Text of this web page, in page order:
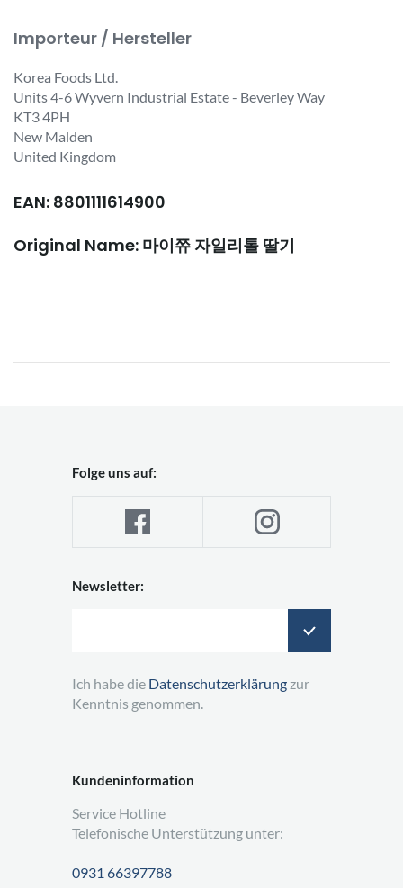
Importeur / Hersteller
Korea Foods Ltd.
Units 4-6 Wyvern Industrial Estate - Beverley Way
KT3 4PH
New Malden
United Kingdom
EAN: 8801111614900
Original Name: 마이쮸 자일리톨 딸기
Kundeninformation
Service Hotline
Telefonische Unterstützung unter:
0931 66397788
Folge uns auf:
Newsletter:
Ich habe die Datenschutzerklärung zur
Kenntnis genommen.